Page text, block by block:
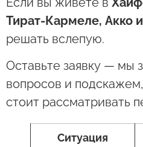
Тират-Кармеле, Акко
решать вслепую.
Оставьте заявку — мы
вопросов и
стоит рассматривать
Ситуация